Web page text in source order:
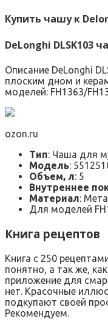
Купить чашу к
DeLonghi DLSK103
Описание DeLonghi
плоским дном и
моделей: FH1363/
ozon.ru
Тип: Чаша для
Модель:
Объем, л: 5
Внутреннее
Материал:
Для моделей
Книга рецептов
Книга с 250
понятно, а так же,
приложение для
нет. Красочные
подкупают своей
Рекомендуем.